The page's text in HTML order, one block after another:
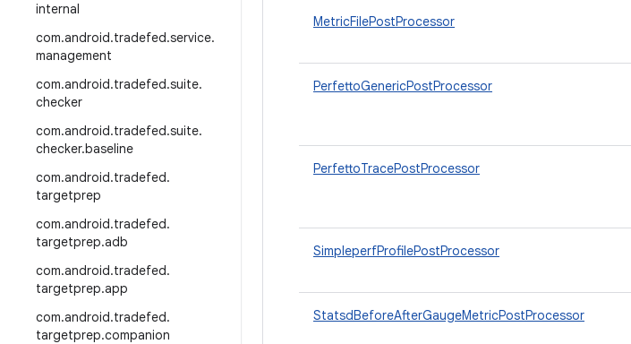
internal
com.android.tradefed.service.
management
com.android.tradefed.suite.
checker
com.android.tradefed.suite.
checker.baseline
com.android.tradefed.
targetprep
com.android.tradefed.
targetprep.adb
com.android.tradefed.
targetprep.app
com.android.tradefed.
targetprep.companion
MetricFilePostProcessor
PerfettoGenericPostProcessor
PerfettoTracePostProcessor
SimpleperfProfilePostProcessor
StatsdBeforeAfterGaugeMetricPostProcessor